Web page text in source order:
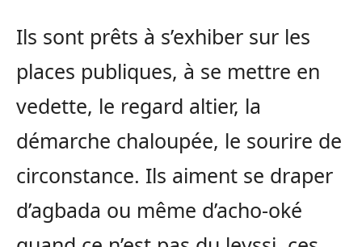
Ils sont prêts à s’exhiber sur les
places publiques, à se mettre en
vedette, le regard altier, la
démarche chaloupée, le sourire de
circonstance. Ils aiment se draper
d’agbada ou même d’acho-oké